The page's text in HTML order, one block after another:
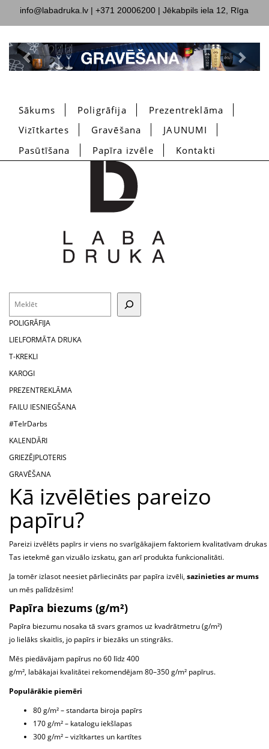
info@labadruka.lv | +371 20006200 | Jēkabpils iela 12, Rīga
Previous Next
Sākums Poligrāfija
Prezentreklāma
Vizītkartes
Gravēšana
JAUNUMI
Pasūtīšana
Papīra izvēle Kontakti
POLIGRĀFIJA
LIELFORMĀTA DRUKA
T-KREKLI
KAROGI
PREZENTREKLĀMA
FAILU IESNIEGŠANA
#TeIrDarbs
KALENDĀRI
GRIEZĒJPLOTERIS
GRAVĒŠANA
Kā izvēlēties pareizo
papīru?
Pareizi izvēlēts papīrs ir viens no svarīgākajiem faktoriem kvalitatīvam
Tas ietekmē gan vizuālo izskatu, gan arī produkta funkcionalitāti.
Ja tomēr izlasot neesiet pārliecināts par papīra izvēli, sazinieties ar mums
un mēs palīdzēsim!
Papīra biezums (g/m²)
Papīra biezumu nosaka tā svars gramos uz kvadrātmetru (g/m²)
jo lielāks skaitlis, jo papīrs ir biezāks un stingrāks.
Mēs piedāvājam papīrus no 60 līdz 400
g/m², labākajai kvalitātei rekomendējam 80–350 g/m² papīrus.
Populārākie piemēri
80 g/m² – standarta biroja papīrs
170 g/m² – katalogu iekšlapas
300 g/m² – vizītkartes un kartītes